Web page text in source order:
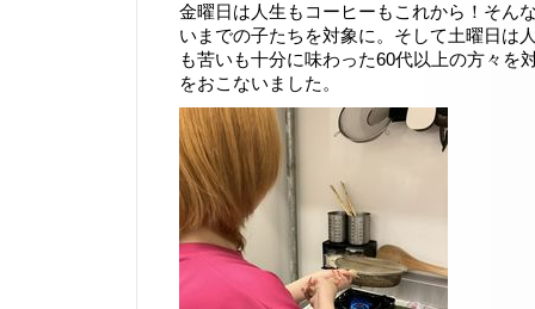
金曜日は人生もコーヒーもこれから！そん
いまでの子たちを対象に。そして土曜日は
も苦いも十分に味わった60代以上の方々を
をおこないました。